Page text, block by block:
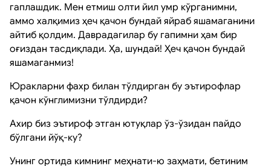
гаплашдик. Мен етмиш олти йил умр кўрганимни,
аммо халқимиз ҳеч қачон бундай яйраб яшамаганини
айтиб қолдим. Даврадагилар бу гапимни ҳам бир
оғиздан тасдиқлади. Ҳа, шундай! Ҳеч қачон бундай
яшамаганмиз!
Юракларни фахр билан тўлдирган бу эътирофлар
қачон кўнглимизни тўлдирди?
Ахир биз эътироф этган ютуқлар ўз-ўзидан пайдо
бўлгани йўқ-ку?
Унинг ортида кимнинг меҳнати-ю заҳмати, бетиним